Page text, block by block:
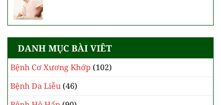
DANH MỤC BÀI VIÊT
Bệnh Cơ Xương Khớp (102)
Bệnh Da Liễu (46)